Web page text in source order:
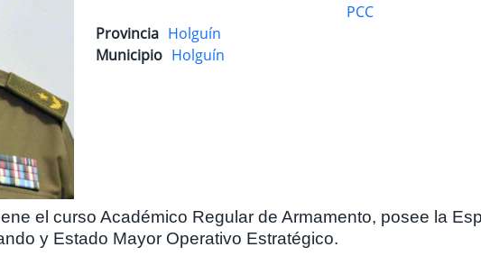
PCC
Provincia Holguín
Municipio Holguín
el curso Académico Regular de Armamento, posee la
y Estado Mayor Operativo Estratégico.